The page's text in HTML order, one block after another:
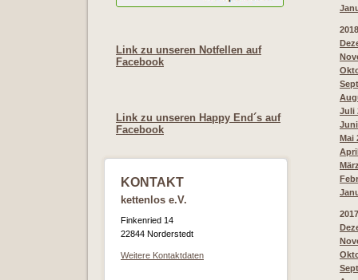
Link zu unseren Notfellen auf
Facebook
Link zu unseren Happy End´s auf
Facebook
KONTAKT
kettenlos e.V.
Finkenried 14
22844 Norderstedt
Weitere Kontaktdaten
2018
Juli
Mai
2017